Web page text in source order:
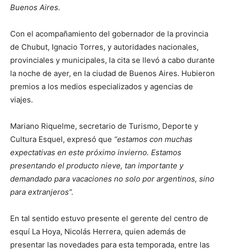
Buenos Aires.
Con el acompañamiento del gobernador de la provincia
de Chubut, Ignacio Torres, y autoridades nacionales,
provinciales y municipales, la cita se llevó a cabo durante
la noche de ayer, en la ciudad de Buenos Aires. Hubieron
premios a los medios especializados y agencias de
viajes.
Mariano Riquelme, secretario de Turismo, Deporte y
Cultura Esquel, expresó que “estamos con muchas
expectativas en este próximo invierno. Estamos
presentando el producto nieve, tan importante y
demandado para vacaciones no solo por argentinos, sino
para extranjeros”.
En tal sentido estuvo presente el gerente del centro de
esquí La Hoya, Nicolás Herrera, quien además de
presentar las novedades para esta temporada, entre las